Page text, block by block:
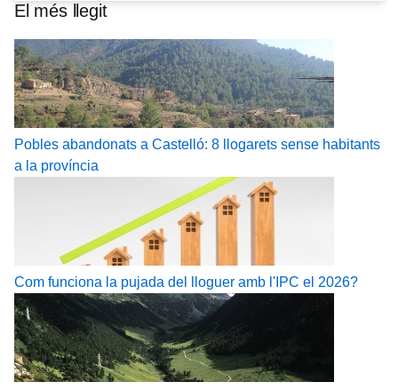
El més llegit
Pobles abandonats a Castelló: 8 llogarets sense habitants
a la província
Com funciona la pujada del lloguer amb l'IPC el 2026?